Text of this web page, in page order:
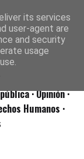
· Opinión·
Humanos ·
its services
user-agent are
and security
usage